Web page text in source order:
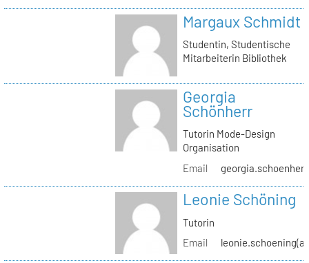
Margaux Schmidt
Studentin, Studentische
Mitarbeiterin Bibliothek
Georgia
Schönherr
Tutorin Mode-Design
Organisation
Email
Leonie Schöning
Tutorin
Email